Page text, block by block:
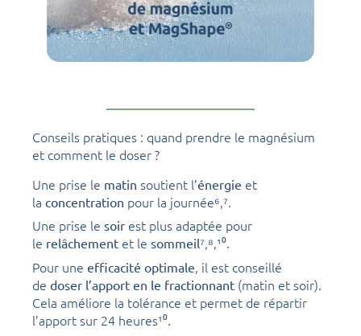
Conseils pratiques : quand prendre le magnésium
et comment le doser ?
Une prise le matin soutient l’énergie et
la concentration pour la journée⁶,⁷.
Une prise le soir est plus adaptée pour
le relâchement et le sommeil⁷,⁸,¹⁰.
Pour une efficacité optimale, il est conseillé
de doser l’apport en le fractionnant (matin et soir).
Cela améliore la tolérance et permet de répartir
l’apport sur 24 heures¹⁰.